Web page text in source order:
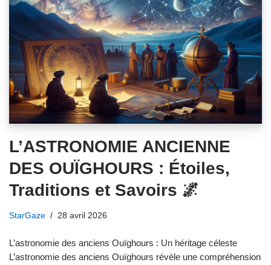
L’ASTRONOMIE ANCIENNE
DES OUÏGHOURS : Étoiles,
Traditions et Savoirs 🌌
StarGaze 28 avril 2026
L’astronomie des anciens Ouïghours : Un héritage céleste
L’astronomie des anciens Ouïghours révèle une compréhension